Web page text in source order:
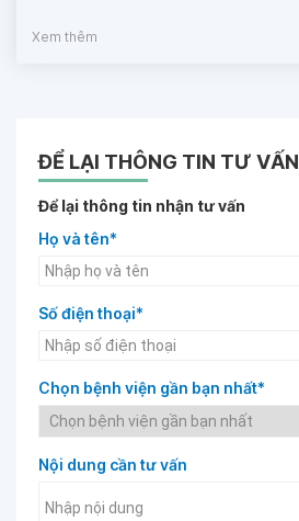
Xem thêm
ĐỂ LẠI THÔNG TIN TƯ VẤN
Để lại thông tin nhận tư vấn
Họ và tên*
Số điện thoại*
Chọn bệnh viện gần bạn nhất*
Nội dung cần tư vấn